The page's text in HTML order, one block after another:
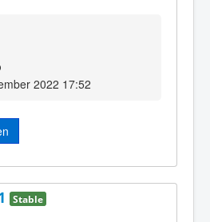
2022 17:52
Stable